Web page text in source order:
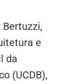
e
da
(UCDB),